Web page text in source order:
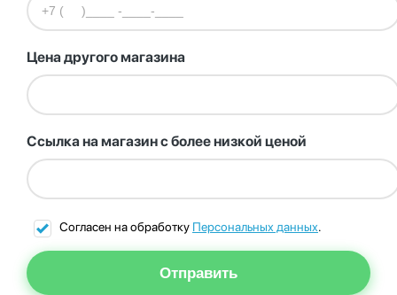
Цена другого магазина
Ссылка на магазин с более низкой ценой
Согласен на обработку Персональных данных.
Отправить